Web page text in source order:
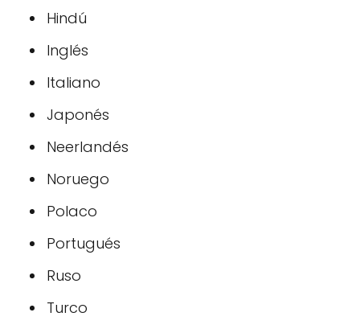
Hindú
Inglés
Italiano
Japonés
Neerlandés
Noruego
Polaco
Portugués
Ruso
Turco